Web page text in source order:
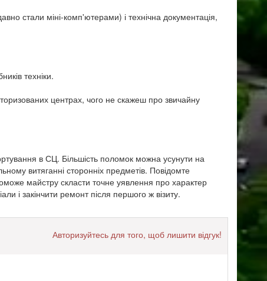
стали міні-комп'ютерами) і технічна документація,
техніки.
центрах, чого не скажеш про звичайну
в СЦ. Більшість поломок можна усунути на
витяганні сторонніх предметів. Повідомте
майстру скласти точне уявлення про характер
і закінчити ремонт після першого ж візиту.
Авторизуйтесь для того, щоб лишити відгук!